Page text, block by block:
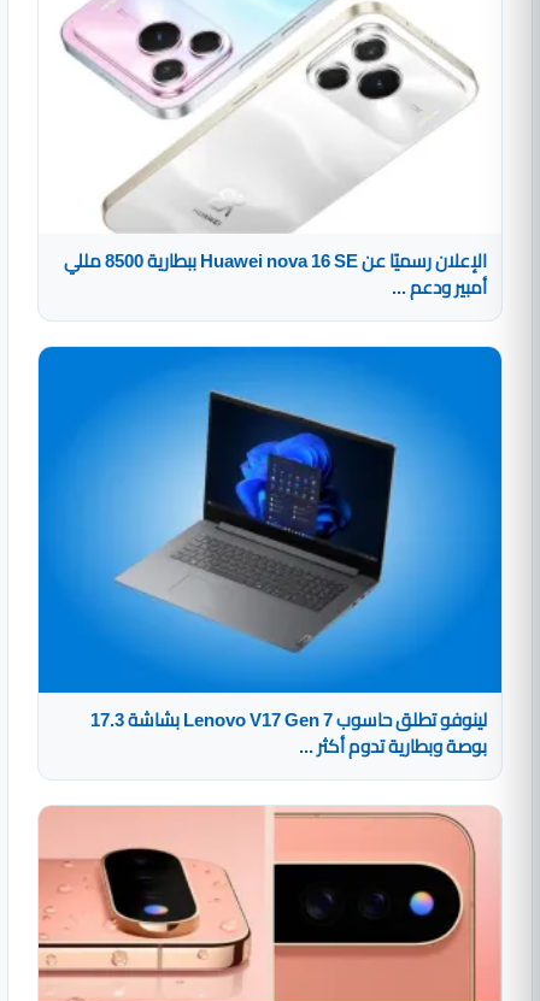
الإعلان رسميًا عن Huawei nova 16 SE ببطارية 8500 مللي
أمبير ودعم ...
لينوفو تطلق حاسوب Lenovo V17 Gen 7 بشاشة 17.3
بوصة وبطارية تدوم أكثر ...